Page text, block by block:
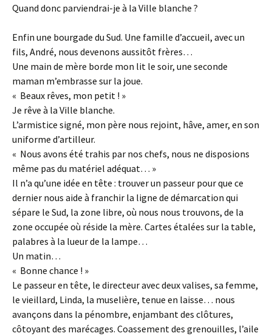
Quand donc parviendrai-je à la Ville blanche ?
Enfin une bourgade du Sud. Une famille d’accueil, avec un
fils, André, nous devenons aussitôt frères…
Une main de mère borde mon lit le soir, une seconde
maman m’embrasse sur la joue.
« Beaux rêves, mon petit ! »
Je rêve à la Ville blanche.
L’armistice signé, mon père nous rejoint, hâve, amer, en son
uniforme d’artilleur.
« Nous avons été trahis par nos chefs, nous ne disposions
même pas du matériel adéquat… »
Il n’a qu’une idée en tête : trouver un passeur pour que ce
dernier nous aide à franchir la ligne de démarcation qui
sépare le Sud, la zone libre, où nous nous trouvons, de la
zone occupée où réside la mère. Cartes étalées sur la table,
palabres à la lueur de la lampe…
Un matin…
« Bonne chance ! »
Le passeur en tête, le directeur avec deux valises, sa femme,
le vieillard, Linda, la muselière, tenue en laisse… nous
avançons dans la pénombre, enjambant des clôtures,
côtoyant des marécages. Coassement des grenouilles, l’aile